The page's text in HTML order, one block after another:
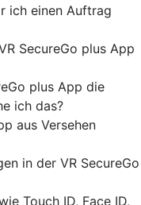
ich einen Auftrag
SecureGo plus App
plus App die
ich das?
aus Versehen
in der VR SecureGo
Touch ID, Face ID,